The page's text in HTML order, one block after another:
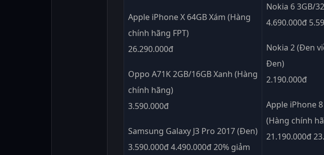
Apple iPhone X 64GB Xám (Hàng
chính hãng FPT)
26.290.000đ
Oppo A71K 2GB/16GB Xanh (Hàng
chính hãng)
3.590.000đ
Samsung Galaxy J3 Pro 2017 (Đen)
3.590.000đ 4.490.000đ 20% giảm
Nokia 6 3GB/
4.690.000đ
Nokia 2 (Đen
Đen)
2.190.000đ
Apple iPhone
(Hàng chính
21.190.000đ